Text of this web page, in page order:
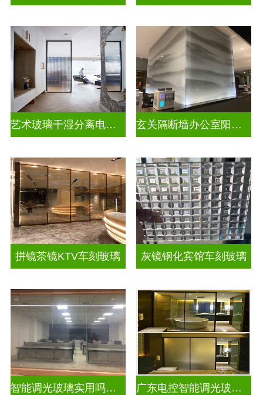
艺术玻璃干湿分离电视玻璃背景墙 玄关隔断墙办公室阳台挡门玻璃背景墙
拼镜茶镜KTV车刻玻璃 灰镜钢化宾馆车刻玻璃
智能调光玻璃实用吗现在 广东电控智能调光玻璃厂商排名